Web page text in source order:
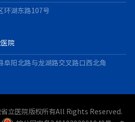
环湖东路107号
医院
阜阳北路与龙湖路交叉路口西北角
立医院版权所有All Rights Reserved.